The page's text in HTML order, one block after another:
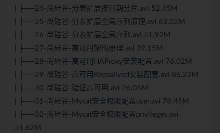
| ├──24-尚硅谷-分表扩展按日期分片.avi 52.45M
| ├──25-尚硅谷-分表扩展全局序列原理.avi 63.02M
| ├──26-尚硅谷-分表扩展全局序列.avi 51.92M
| ├──27-尚硅谷-高可用架构原理.avi 39.15M
| ├──28-尚硅谷-高可用HAProxy安装配置.avi 76.02M
| ├──29-尚硅谷-高可用Keepalived安装配置.avi 86.22M
| ├──30-尚硅谷-验证高可用.avi 26.05M
| ├──31-尚硅谷-Mycat安全权限配置user.avi 78.45M
| ├──32-尚硅谷-Mycat安全权限配置privileges.avi
51.62M